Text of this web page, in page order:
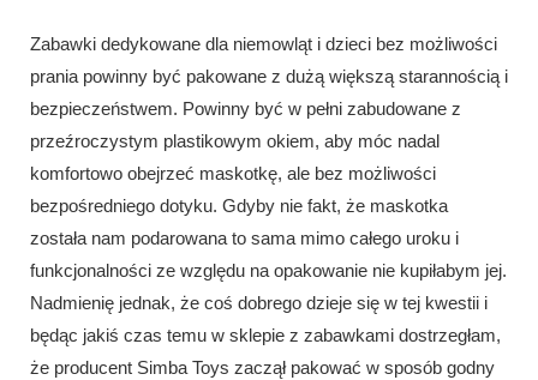
Zabawki dedykowane dla niemowląt i dzieci bez możliwości
prania powinny być pakowane z dużą większą starannością i
bezpieczeństwem. Powinny być w pełni zabudowane z
przeźroczystym plastikowym okiem, aby móc nadal
komfortowo obejrzeć maskotkę, ale bez możliwości
bezpośredniego dotyku. Gdyby nie fakt, że maskotka
została nam podarowana to sama mimo całego uroku i
funkcjonalności ze względu na opakowanie nie kupiłabym jej.
Nadmienię jednak, że coś dobrego dzieje się w tej kwestii i
będąc jakiś czas temu w sklepie z zabawkami dostrzegłam,
że producent Simba Toys zaczął pakować w sposób godny